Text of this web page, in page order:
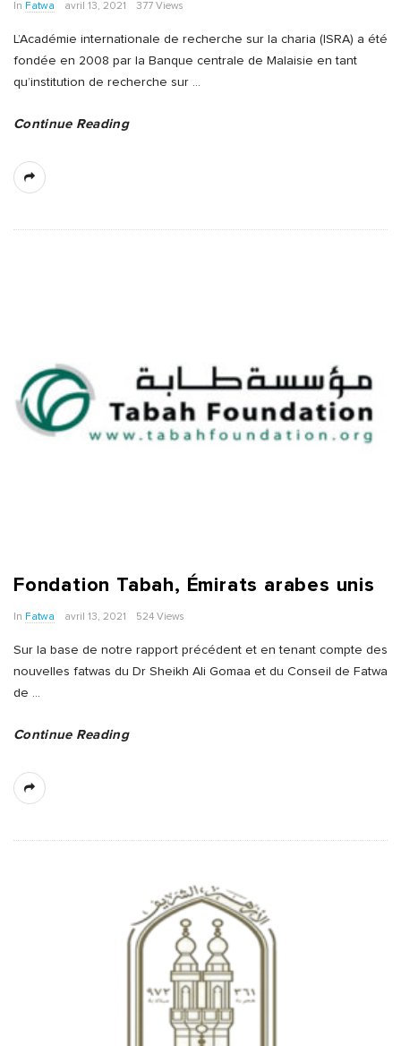
In Fatwa avril 13, 2021 377 Views
L’Académie internationale de recherche sur la charia (ISRA) a été
fondée en 2008 par la Banque centrale de Malaisie en tant
qu’institution de recherche sur
Continue Reading
Fondation Tabah, Émirats arabes unis
In Fatwa avril 13, 2021 524 Views
Sur la base de notre rapport précédent et en tenant compte des
nouvelles fatwas du Dr Sheikh Ali Gomaa et du Conseil de Fatwa
de
Continue Reading